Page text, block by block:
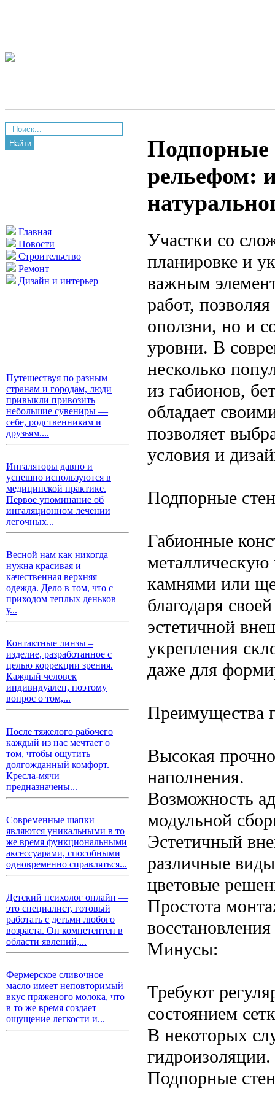
Найти
Главная
Новости
Строительство
Ремонт
Дизайн и интерьер
Путешествуя по разным
странам и городам, люди
привыкли привозить
небольшие сувениры —
себе, родственникам и
друзьям....
Ингаляторы давно и
успешно используются в
медицинской практике.
Первое упоминание об
ингаляционном лечении
легочных...
Весной нам как никогда
нужна красивая и
качественная верхняя
одежда. Дело в том, что с
приходом теплых деньков
у...
Контактные линзы –
изделие, разработанное с
целью коррекции зрения.
Каждый человек
индивидуален, поэтому
вопрос о том,...
После тяжелого рабочего
каждый из нас мечтает о
том, чтобы ощутить
долгожданный комфорт.
Кресла-мячи
предназначены...
Современные шапки
являются уникальными в то
же время функциональными
аксессуарами, способными
одновременно справляться...
Детский психолог онлайн —
это специалист, готовый
работать с детьми любого
возраста. Он компетентен в
области явлений,...
Фермерское сливочное
масло имеет неповторимый
вкус пряженого молока, что
в то же время создает
ощущение легкости и...
Подпорные
рельефом:
Участки со
планировке и
важным
работ,
оползни, но и
уровни. В
несколько
из габионов,
обладает
позволяет
условия и
Подпорные
Габионные
металлическую
камнями или
благодаря
эстетичной
укрепления
даже для
Преимущества
Высокая
наполнения.
Возможность
модульной
Эстетичный
различные
цветовые
Простота
Минусы:
Требуют
состоянием
В некоторых
гидроизоляции.
Подпорные